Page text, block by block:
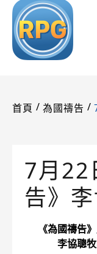
首頁 / 為國禱告 /
7月22
告》
《為國禱告
李協聰